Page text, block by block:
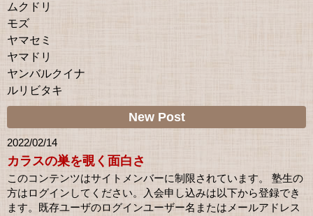
ムクドリ
モズ
ヤマセミ
ヤマドリ
ヤンバルクイナ
ルリビタキ
New Post
2022/02/14
カラスの巣を覗く面白さ
このコンテンツはサイトメンバーに制限されています。 塾生の
方はログインしてください。入会申し込みは以下から登録でき
ます。既存ユーザのログインユーザー名またはメールアドレス